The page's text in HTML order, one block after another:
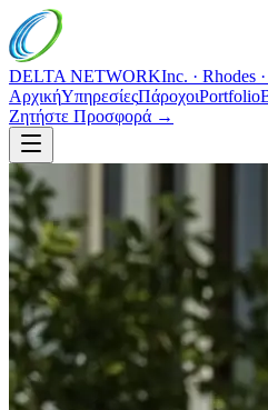
DELTA NETWORKInc. · Rhodes
ΑρχικήΥπηρεσίεςΠάροχοιPortfolio
Ζητήστε Προσφορά →